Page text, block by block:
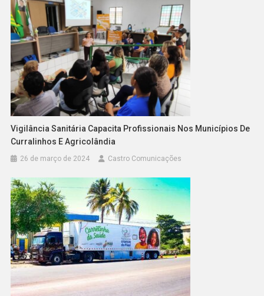
Vigilância Sanitária Capacita Profissionais Nos Municípios De
Curralinhos E Agricolândia
26 de março de 2024 Castro Comunicações